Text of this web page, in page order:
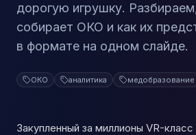
дорогую игрушку.
собирает ОКО и как их
в формате на одном слайде.
ОКО аналитика медобразование
Закупленный за миллионы VR-класс